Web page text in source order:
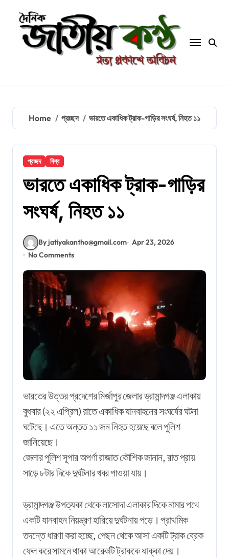
content
Home প্রচ্ছদ ভারতে একাধিক ট্রাক-গাড়ির সংঘর্ষ, নিহত ১১
প্রচ্ছদ বিশ্ব
ভারতে একাধিক ট্রাক-গাড়ির
সংঘর্ষ, নিহত ১১
By jatiyakantho@gmail.com Apr 23, 2026
No Comments
ভারতের উত্তর প্রদেশের মির্জাপুর জেলার ড্রামান্দগঞ্জ এলাকায়
বুধবার (২২ এপ্রিল) রাতে একাধিক যানবাহনের সংঘর্ষের ঘটনা
ঘটেছে। এতে অন্তত ১১ জন নিহত হয়েছে বলে পুলিশ
জানিয়েছে।
জেলার পুলিশ সুপার অপর্ণা রাজাত কৌশিক জানান, রাত প্রায়
সাড়ে ৮টার দিকে দুর্ঘটনার খবর পাওয়া যায়।
ড্রামান্দগঞ্জ উপত্যকা থেকে লাসোদা এলাকার দিকে নামার পথে
একটি যানবাহন নিয়ন্ত্রণ হারিয়ে দুর্ঘটনায় পড়ে। প্রাথমিক
তদন্তে ধারণা করা হচ্ছে, পেছন থেকে আসা একটি ট্রাক ব্রেক
ফেল করে সামনে থাকা আরেকটি ট্রাককে ধাক্কা দেয়।